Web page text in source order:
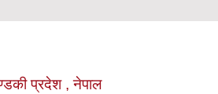
प्रदेश , नेपाल